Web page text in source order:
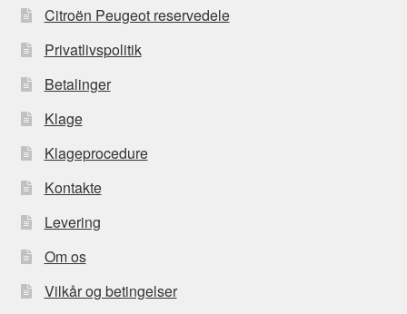
Citroën Peugeot reservedele
Privatlivspolitik
Betalinger
Klage
Klageprocedure
Kontakte
Levering
Om os
Vilkår og betingelser